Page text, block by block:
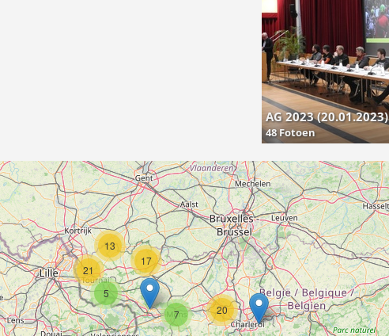
AG 2023 (20.01.2023)
48 Fotoen
5
21
13
17
7 20